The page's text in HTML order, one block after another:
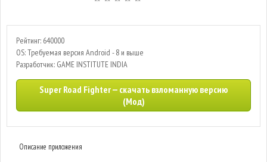
Рейтинг: 640000
OS: Требуемая версия Android - 8 и выше
Разработчик: GAME INSTITUTE INDIA
Super Road Fighter — скачать взломанную версию
(Мод)
Описание приложения